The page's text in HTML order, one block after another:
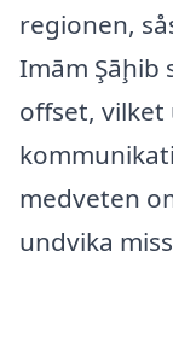
regionen,
Imām Şāḩib
offset,
medveten
undvika